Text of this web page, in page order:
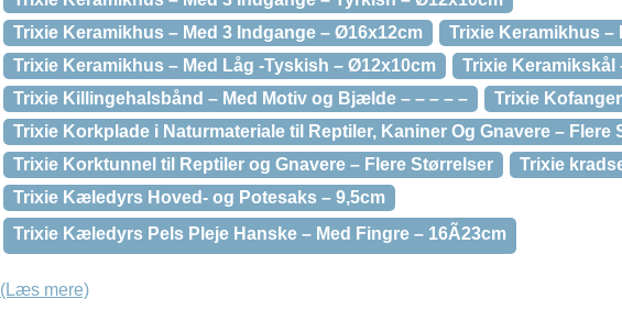
Trixie Keramikhus – Med 3 Indgange – Ø16x12cm
Trixie Keramikhus –
Trixie Keramikhus – Med Låg -Tyskish – Ø12x10cm
Trixie Keramikskål
Trixie Killingehalsbånd – Med Motiv og Bjælde – – – – –
Trixie
Trixie Korkplade i Naturmateriale til Reptiler, Kaniner Og Gnavere – Flere
Trixie Korktunnel til Reptiler og Gnavere – Flere Størrelser
Trixie
Trixie Kæledyrs Hoved- og Potesaks – 9,5cm
Trixie Kæledyrs Pels Pleje Hanske – Med Fingre – 16Ã23cm
(Læs mere)